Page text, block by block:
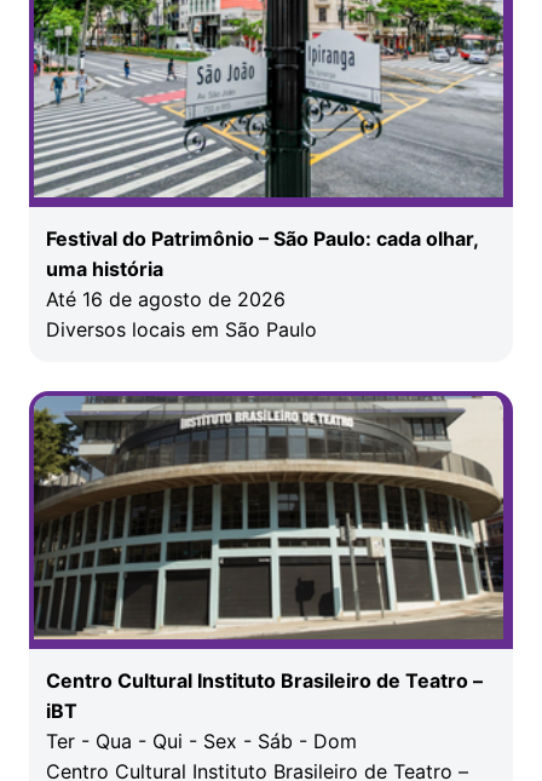
Festival do Patrimônio – São Paulo: cada olhar,
uma história
Até 16 de agosto de 2026
Diversos locais em São Paulo
Centro Cultural Instituto Brasileiro de Teatro –
iBT
Ter - Qua - Qui - Sex - Sáb - Dom
Centro Cultural Instituto Brasileiro de Teatro –